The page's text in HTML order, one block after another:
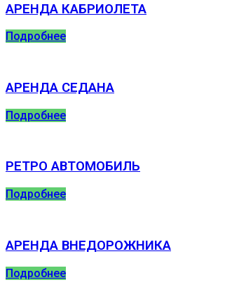
АРЕНДА КАБРИОЛЕТА
Подробнее
АРЕНДА СЕДАНА
Подробнее
РЕТРО АВТОМОБИЛЬ
Подробнее
АРЕНДА ВНЕДОРОЖНИКА
Подробнее